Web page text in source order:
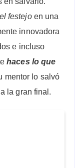
festejoen una
innovadora
e incluso
haces lo que
mentor lo salvó
la gran final.